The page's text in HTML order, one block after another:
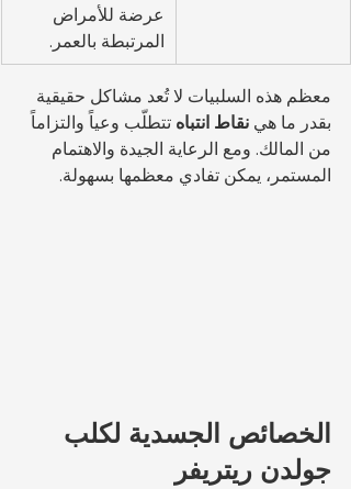
عرضة للأمراض
المرتبطة بالعمر.
معظم هذه السلبيات لا تُعد مشاكل حقيقية
بقدر ما هي نقاط انتباه تتطلّب وعياً والتزاماً
من المالك. ومع الرعاية الجيدة والاهتمام
المستمر، يمكن تفادي معظمها بسهولة.
الخصائص الجسدية لكلب
جولدن ريتريفر